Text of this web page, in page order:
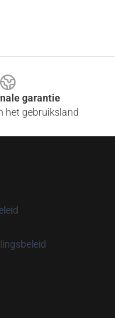
garantie
het gebruiksland